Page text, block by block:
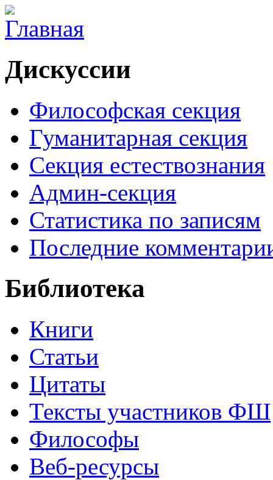
Дискуссии
Философская секция
Гуманитарная секция
Секция естествознания
Админ-секция
Статистика по записям
Последние
Библиотека
Книги
Статьи
Цитаты
Тексты участников ФШ
Философы
Веб-ресурсы